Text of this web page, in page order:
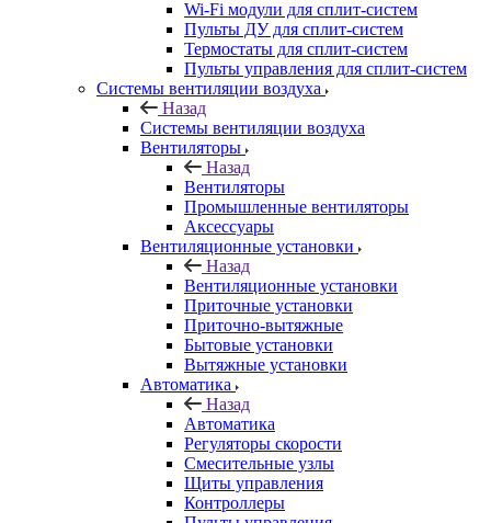
Wi-Fi модули для сплит-систем
Пульты ДУ для сплит-систем
Термостаты для сплит-систем
Пульты управления для сплит-систем
Системы вентиляции воздуха
Назад
Системы вентиляции воздуха
Вентиляторы
Назад
Вентиляторы
Промышленные вентиляторы
Аксессуары
Вентиляционные установки
Назад
Вентиляционные установки
Приточные установки
Приточно-вытяжные
Бытовые установки
Вытяжные установки
Автоматика
Назад
Автоматика
Регуляторы скорости
Смесительные узлы
Щиты управления
Контроллеры